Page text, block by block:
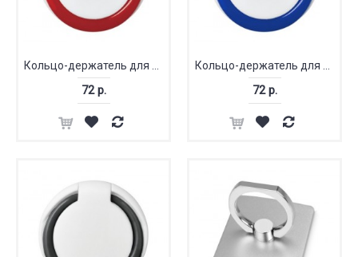
Кольцо-держатель для телефона
72 р.
Кольцо-держатель для телефона
72 р.